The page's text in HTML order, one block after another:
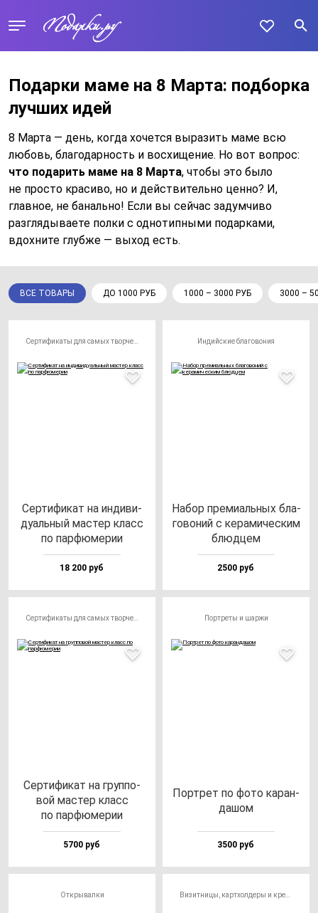
Подарки маме на 8 Марта: подборка
лучших идей
8 Марта — день, когда хочется выразить маме всю
любовь, благодарность и восхищение. Но вот вопрос:
что подарить маме на 8 Марта, чтобы это было
не просто красиво, но и действительно ценно? И,
главное, не банально! Если вы сейчас задумчиво
разглядываете полки с однотипными подарками,
вдохните глубже — выход есть.
ВСЕ ТОВАРЫ ДО 1000 РУБ 1000 – 3000 РУБ 3000 –
Сер­ти­фи­кат на ин­ди­ви­
ду­аль­ный мас­тер класс
по пар­фю­ме­рии
18 200 руб
Индийские благовония
Набор пре­ми­аль­ных бла­
го­во­ний с ке­ра­ми­чес­ким
блюд­цем
2500 руб
Сер­ти­фи­кат на груп­по­
вой мас­тер класс
по пар­фю­ме­рии
5700 руб
Портреты и шаржи
Пор­трет по фо­то ка­ран­
да­шом
3500 руб
Открывалки